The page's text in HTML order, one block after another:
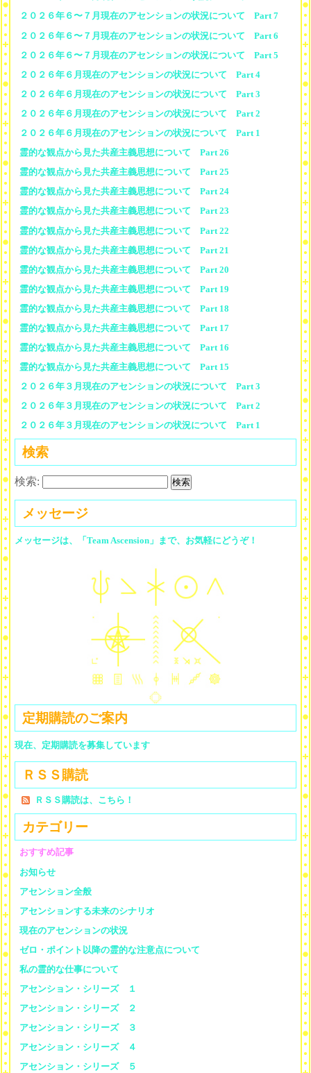
２０２６年６〜７月現在のアセンションの状況について Part 7
２０２６年６〜７月現在のアセンションの状況について Part 6
２０２６年６〜７月現在のアセンションの状況について Part 5
２０２６年６月現在のアセンションの状況について Part 4
２０２６年６月現在のアセンションの状況について Part 3
２０２６年６月現在のアセンションの状況について Part 2
２０２６年６月現在のアセンションの状況について Part 1
霊的な観点から見た共産主義思想について Part 26
霊的な観点から見た共産主義思想について Part 25
霊的な観点から見た共産主義思想について Part 24
霊的な観点から見た共産主義思想について Part 23
霊的な観点から見た共産主義思想について Part 22
霊的な観点から見た共産主義思想について Part 21
霊的な観点から見た共産主義思想について Part 20
霊的な観点から見た共産主義思想について Part 19
霊的な観点から見た共産主義思想について Part 18
霊的な観点から見た共産主義思想について Part 17
霊的な観点から見た共産主義思想について Part 16
霊的な観点から見た共産主義思想について Part 15
２０２６年３月現在のアセンションの状況について Part 3
２０２６年３月現在のアセンションの状況について Part 2
２０２６年３月現在のアセンションの状況について Part 1
検索
検索:
メッセージ
メッセージは、「Team Ascension」まで、お気軽にどうぞ！
定期購読のご案内
現在、定期購読を募集しています
ＲＳＳ購読
ＲＳＳ購読は、こちら！
カテゴリー
おすすめ記事
お知らせ
アセンション全般
アセンションする未来のシナリオ
現在のアセンションの状況
ゼロ・ポイント以降の霊的な注意点について
私の霊的な仕事について
アセンション・シリーズ １
アセンション・シリーズ ２
アセンション・シリーズ ３
アセンション・シリーズ ４
アセンション・シリーズ ５